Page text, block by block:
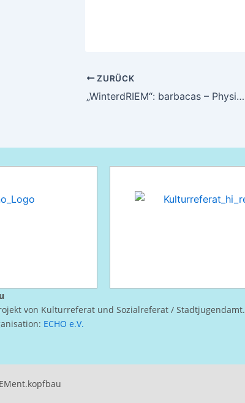
ZURÜCK
„WinterdRIEM“: barbacas – Physical Theatre gastiert ab dem 9. Februar im Kopfbau
von Kulturreferat und Sozialreferat / Stadtjugendamt.
ECHO e.V.